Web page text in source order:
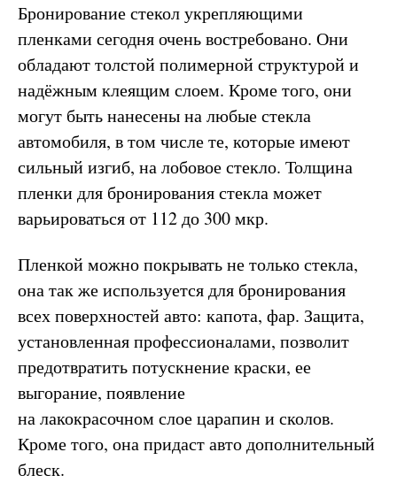
Бронирование стекол укрепляющими
пленками сегодня очень востребовано. Они
обладают толстой полимерной структурой и
надёжным клеящим слоем. Кроме того, они
могут быть нанесены на любые стекла
автомобиля, в том числе те, которые имеют
сильный изгиб, на лобовое стекло. Толщина
пленки для бронирования стекла может
варьироваться от 112 до 300 мкр.
Пленкой можно покрывать не только стекла,
она так же используется для бронирования
всех поверхностей авто: капота, фар. Защита,
установленная профессионалами, позволит
предотвратить потускнение краски, ее
выгорание, появление
на лакокрасочном слое царапин и сколов.
Кроме того, она придаст авто дополнительный
блеск.